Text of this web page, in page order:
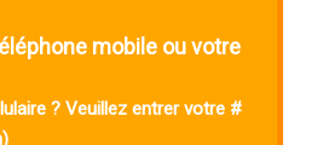
mobile ou votre
? Veuillez entrer votre #